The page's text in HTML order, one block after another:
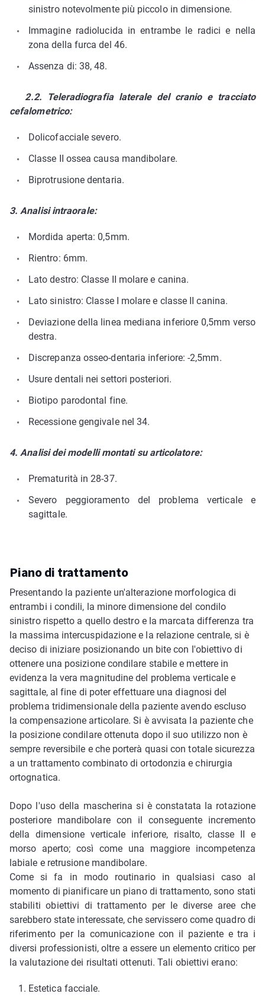
sinistro notevolmente più piccolo in dimensione.
Immagine radiolucida in entrambe le radici e nella
zona della furca del 46.
Assenza di: 38, 48.
2.2. Teleradiografia laterale del cranio e tracciato
cefalometrico:
Dolicofacciale severo.
Classe II ossea causa mandibolare.
Biprotrusione dentaria.
3. Analisi intraorale:
Mordida aperta: 0,5mm.
Rientro: 6mm.
Lato destro: Classe II molare e canina.
Lato sinistro: Classe I molare e classe II canina.
Deviazione della linea mediana inferiore 0,5mm verso
destra.
Discrepanza osseo-dentaria inferiore: -2,5mm.
Usure dentali nei settori posteriori.
Biotipo parodontal fine.
Recessione gengivale nel 34.
4. Analisi dei modelli montati su articolatore:
Prematurità in 28-37.
Severo peggioramento del problema verticale e
sagittale.
Piano di trattamento
Presentando la paziente un'alterazione morfologica di
entrambi i condili, la minore dimensione del condilo
sinistro rispetto a quello destro e la marcata differenza tra
la massima intercuspidazione e la relazione centrale, si è
deciso di iniziare posizionando un bite con l'obiettivo di
ottenere una posizione condilare stabile e mettere in
evidenza la vera magnitudine del problema verticale e
sagittale, al fine di poter effettuare una diagnosi del
problema tridimensionale della paziente avendo escluso
la compensazione articolare. Si è avvisata la paziente che
la posizione condilare ottenuta dopo il suo utilizzo non è
sempre reversibile e che porterà quasi con totale sicurezza
a un trattamento combinato di ortodonzia e chirurgia
ortognatica.
Dopo l'uso della mascherina si è constatata la rotazione
posteriore mandibolare con il conseguente incremento
della dimensione verticale inferiore, risalto, classe II e
morso aperto; così come una maggiore incompetenza
labiale e retrusione mandibolare.
Come si fa in modo routinario in qualsiasi caso al
momento di pianificare un piano di trattamento, sono stati
stabiliti obiettivi di trattamento per le diverse aree che
sarebbero state interessate, che servissero come quadro di
riferimento per la comunicazione con il paziente e tra i
diversi professionisti, oltre a essere un elemento critico per
la valutazione dei risultati ottenuti. Tali obiettivi erano:
Estetica facciale.